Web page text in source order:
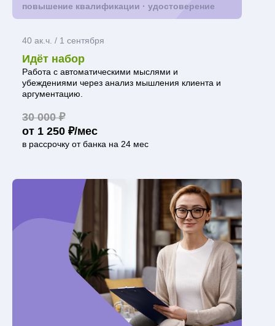
повышение квалификации · удостоверение
40 ак.ч. / 1 сентября
Идёт набор
Работа с автоматическими мыслями и
убеждениями через анализ мышления клиента и
аргументацию.
30 000 ₽
от 1 250 ₽/мес
в рассрочку от банка на 24 мес